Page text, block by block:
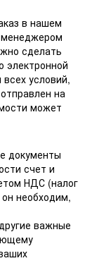
в нашем
менеджером
сделать
электронной
условий,
на
может
документы
счет и
НДС (налог
необходим,
важные